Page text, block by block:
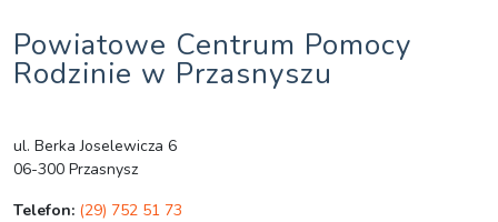
Powiatowe Centrum Pomocy
Rodzinie w Przasnyszu
ul. Berka Joselewicza 6
06-300 Przasnysz
Telefon: (29) 752 51 73